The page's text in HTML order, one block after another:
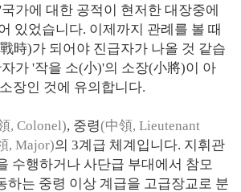
가에 대한 공적이 현저한 대장중에
있었습니다. 이제까지 관례를 볼 때
時)가 되어야 진급자가 나올 것 같습
가 '작을 소(小)'의 소장(小將)이 아
장인 것에 유의합니다.
, Colonel), 중령(中領, Lieutenant
, Major)의 3계급 체계입니다. 지휘관
수행하거나 사단급 부대에서 참모
하는 중령 이상 계급을 고급장교로 분